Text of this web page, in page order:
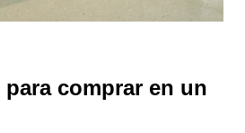
para comprar en un